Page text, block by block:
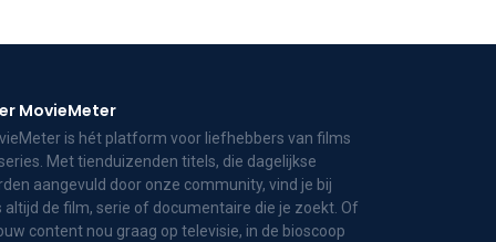
MovieMeter
is hét platform voor liefhebbers van films
Met tienduizenden titels, die dagelijkse
aangevuld door onze community, vind je bij
altijd de film, serie of documentaire die je zoekt. Of
content nou graag op televisie, in de bioscoop